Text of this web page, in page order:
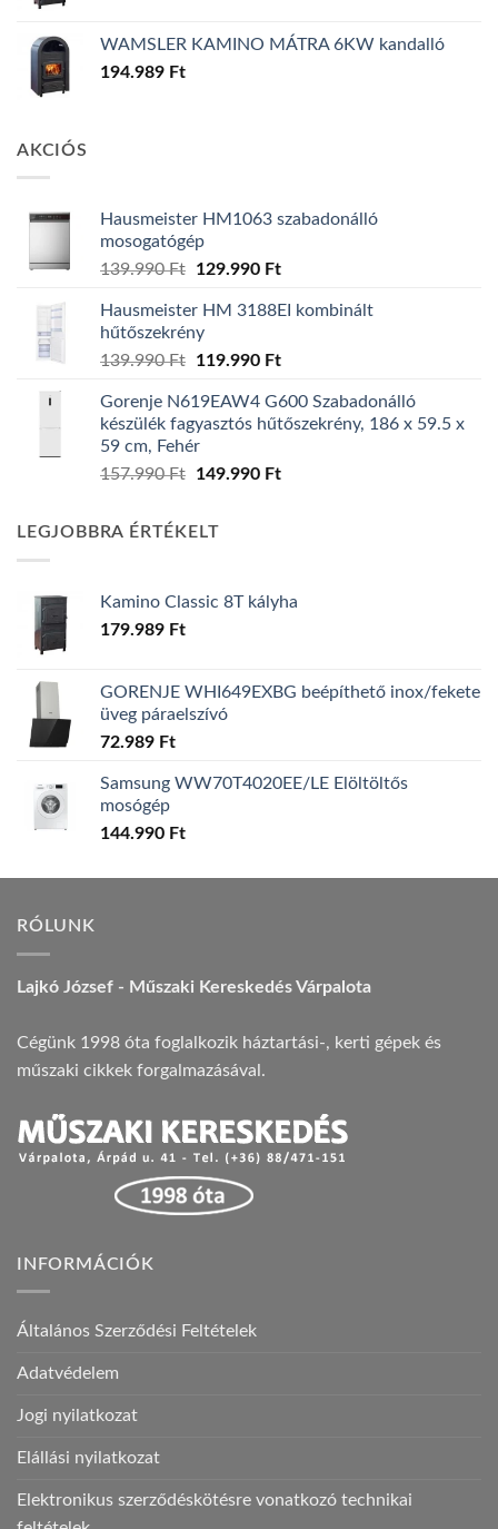
WAMSLER KAMINO MÁTRA 6KW kandalló
194.989 Ft
AKCIÓS
Hausmeister HM1063 szabadonálló
mosogatógép
139.990Ft
Original
was:
139.990 Ft.
129.990 FtCurrent
is:
Hausmeister HM 3188EI kombinált
hűtőszekrény
139.990Ft
Original
was:
139.990 Ft.
119.990 FtCurrent
is:
119.990 Ft.
Gorenje N619EAW4 G600 Szabadonálló
készülék fagyasztós hűtőszekrény, 186 x 59.5 x
59 cm, Fehér
157.990Ft
Original
157.990 Ft.
149.990 FtCurrent
LEGJOBBRA ÉRTÉKELT
Kamino Classic 8T kályha
179.989 Ft
GORENJE WHI649EXBG beépíthető inox/fekete
üveg páraelszívó
72.989 Ft
Samsung WW70T4020EE/LE Elöltöltős
mosógép
144.990 Ft
RÓLUNK
Lajkó József - Műszaki Kereskedés Várpalota
Cégünk 1998 óta foglalkozik háztartási-, kerti gépek és
műszaki cikkek forgalmazásával.
INFORMÁCIÓK
Általános Szerződési Feltételek
Adatvédelem
Jogi nyilatkozat
Elállási nyilatkozat
Elektronikus szerződéskötésre vonatkozó technikai